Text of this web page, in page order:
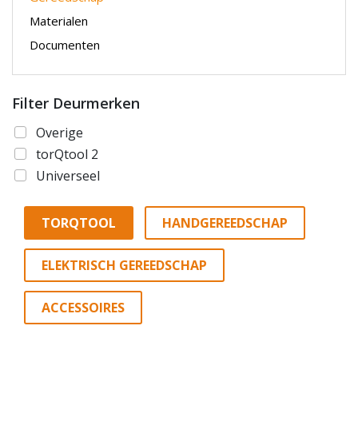
Materialen
Documenten
Filter Deurmerken
Overige
torQtool 2
Universeel
TORQTOOL HANDGEREEDSCHAP
ELEKTRISCH GEREEDSCHAP
ACCESSOIRES